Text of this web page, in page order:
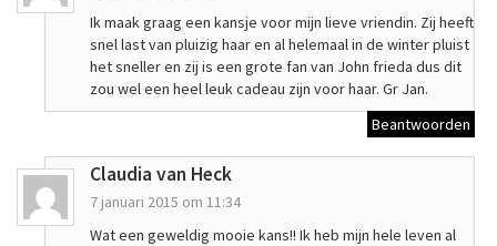
Ik maak graag een kansje voor mijn lieve vriendin. Zij heeft
snel last van pluizig haar en al helemaal in de winter pluist
het sneller en zij is een grote fan van John frieda dus dit
zou wel een heel leuk cadeau zijn voor haar. Gr Jan.
Beantwoorden
Claudia van Heck
7 januari 2015 om 11:34
Wat een geweldig mooie kans!! Ik heb mijn hele leven al